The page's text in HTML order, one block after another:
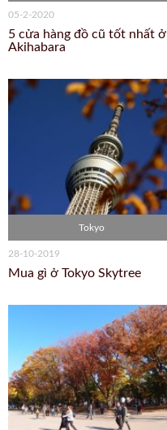
05-2-2020
5 cửa hàng đồ cũ tốt nhất ở
Akihabara
Tokyo
28-10-2019
Mua gì ở Tokyo Skytree